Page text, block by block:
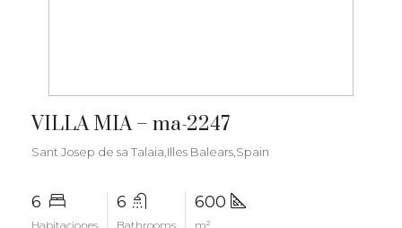
VILLA MIA – ma-2247
Sant Josep de sa Talaia,Illes Balears,Spain
6
Habitaciones
6
Bathrooms
600
m²